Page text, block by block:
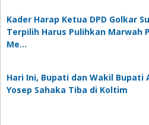
Kader Harap Ketua DPD Golkar
Terpilih Harus Pulihkan Marwah
Me…
Hari Ini, Bupati dan Wakil Bupati
Yosep Sahaka Tiba di Koltim